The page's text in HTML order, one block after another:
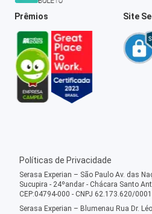
Prêmios Site
Políticas de Privacidade
Serasa Experian – São Paulo Av. das
Sucupira - 24ºandar - Chácara Santo
CEP:04794-000 - CNPJ 62.173.620/
Serasa Experian – Blumenau Rua Dr.